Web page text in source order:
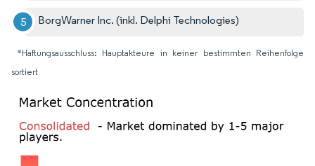
BorgWarner Inc. (inkl. Delphi Technologies)
*Haftungsausschluss: Hauptakteure in keiner bestimmten Reihenfolge
sortiert